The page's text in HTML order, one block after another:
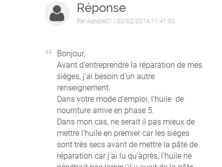
Réponse
Par Aandre01 | 02/02/2014 11:41:53
Bonjour,
Avant d'entreprendre la réparation de mes
sièges, j'ai besoin d'un autre
renseignement.
Dans votre mode d'emploi, l'huile de
nourriture arrive en phase 5.
Dans mon cas, ne serait il pas mieux de
mettre l'huile en premier car les sièges
sont très secs avant de mettre la pâte de
réparation car j'ai lu qu'àprès, l'huile ne